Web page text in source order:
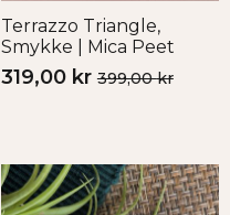
Terrazzo Triangle,
Smykke | Mica Peet
399,00kr
Opprinnelig
319,00 kr
Nåværende